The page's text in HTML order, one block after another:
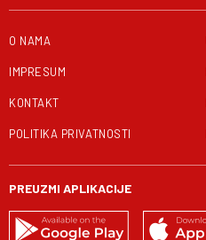
O NAMA
IMPRESUM
KONTAKT
POLITIKA PRIVATNOSTI
PREUZMI APLIKACIJE